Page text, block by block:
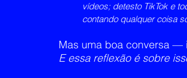
vídeos; detesto TikTok e
contando qualquer coisa
Mas uma boa conversa —
E essa reflexão é sobre